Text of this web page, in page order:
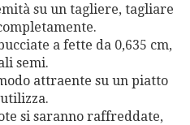
su un tagliere, tagliare
a fette da 0,635 cm,
semi.
attraente su un piatto
si saranno raffreddate,